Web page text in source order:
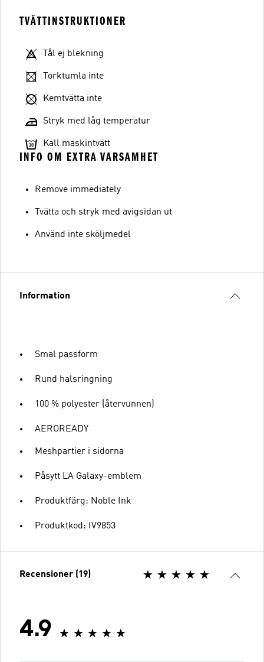
TVÄTTINSTRUKTIONER
Tål ej blekning
Torktumla inte
Kemtvätta inte
Stryk med låg temperatur
Kall maskintvätt
INFO OM EXTRA VARSAMHET
Remove immediately
Tvätta och stryk med avigsidan ut
Använd inte sköljmedel
Information
Smal passform
Rund halsringning
100 % polyester (återvunnen)
AEROREADY
Meshpartier i sidorna
Påsytt LA Galaxy-emblem
Produktfärg: Noble Ink
Produktkod: IV9853
Recensioner (19)
4.9